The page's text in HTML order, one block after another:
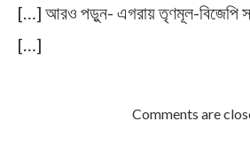
[…] আরও পড়ুন- এগরায় তৃণমূল-বিজেপি
[…]
Comments are